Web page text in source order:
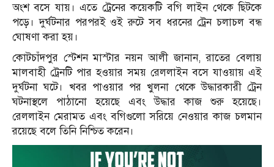
অংশ বসে যায়। এতে ট্রেনের কয়েকটি বগি লাইন থেকে ছিটকে
পড়ে। দুর্ঘটনার পরপরই ওই রুটে সব ধরনের ট্রেন চলাচল বন্ধ
ঘোষণা করা হয়।
কোটচাঁদপুর স্টেশন মাস্টার নয়ন আলী জানান, রাতের বেলায়
মালবাহী ট্রেনটি পার হওয়ার সময় রেললাইন বসে যাওয়ায় এই
দুর্ঘটনা ঘটে। খবর পাওয়ার পর খুলনা থেকে উদ্ধারকারী ট্রেন
ঘটনাস্থলে পাঠানো হয়েছে এবং উদ্ধার কাজ শুরু হয়েছে।
রেললাইন মেরামত এবং বগিগুলো সরিয়ে নেওয়ার কাজ চলমান
রয়েছে বলে তিনি নিশ্চিত করেন।